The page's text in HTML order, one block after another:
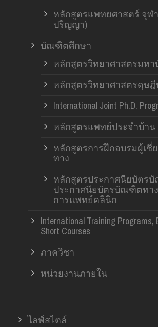
หลักสูตรแพทยศาสตร์ จุฬ
ปริญญา)
บัณฑิตศึกษา
หลักสูตรวิทยาศาสตรมห
หลักสูตรวิทยาศาสตรดุษ
International Joint Ph.D.
หลักสูตรแพทย์ประจำบ้าน
หลักสูตรการฝึกอบรมผู้เชี่
ทาง
หลักสูตรประกาศนียบัตร
ประกาศนียบัตรบัณฑิตทา
การแพทย์คลินิก
International Training Programs,
Short Courses
ภาควิชา
หน่วยงานภายใน
ไลฟ์สไตล์